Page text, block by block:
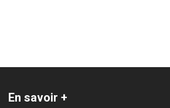
En savoir +